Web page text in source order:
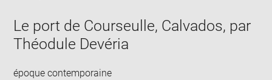
Le port de Courseulle, Calvados, par
Théodule Devéria
époque contemporaine